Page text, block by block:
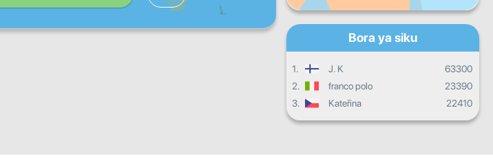
Bora ya siku
1. J. K
63300
2.
franco polo
23390
3.
Kateřina 22410